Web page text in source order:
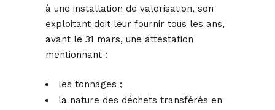
à une installation de valorisation, son
exploitant doit leur fournir tous les ans,
avant le 31 mars, une attestation
mentionnant :
les tonnages ;
la nature des déchets transférés en